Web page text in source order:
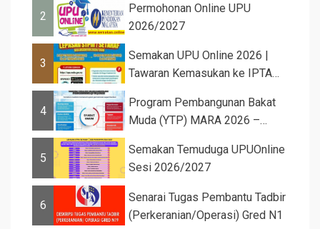
2
Permohonan Online UPU
2026/2027
3
Semakan UPU Online 2026 |
Tawaran Kemasukan ke IPTA
4
Program Pembangunan Bakat
Muda (YTP) MARA 2026 –
5
Semakan Temuduga UPUOnline
Sesi 2026/2027
6
Senarai Tugas Pembantu Tadbir
(Perkeranian/Operasi) Gred N1